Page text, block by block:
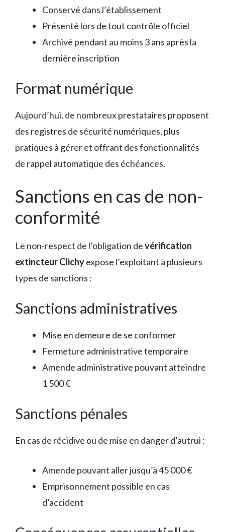
Conservé dans l’établissement
Présenté lors de tout contrôle officiel
Archivé pendant au moins 3 ans après la
dernière inscription
Format numérique
Aujourd’hui, de nombreux prestataires proposent
des registres de sécurité numériques, plus
pratiques à gérer et offrant des fonctionnalités
de rappel automatique des échéances.
Sanctions en cas de non-
conformité
Le non-respect de l’obligation devérification
extincteur Clichyexpose l’exploitant à plusieurs
types de sanctions :
Sanctions administratives
Mise en demeure de se conformer
Fermeture administrative temporaire
Amende administrative pouvant atteindre
1 500 €
Sanctions pénales
En cas de récidive ou de mise en danger d’autrui :
Amende pouvant aller jusqu’à 45 000 €
Emprisonnement possible en cas
d’accident